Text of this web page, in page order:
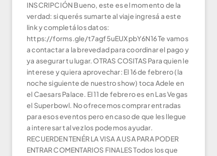
INSCRIPCIÓN Bueno, este es el momento de la
verdad: si querés sumarte al viaje ingresá a este
link y completá los datos:
https://forms.gle/t7agf5uEUXpbY6N16 Te vamos
a contactar a la brevedad para coordinar el pago y
ya asegurar tu lugar. OTRAS COSITAS Para quien le
interese y quiera aprovechar: El 16 de febrero (la
noche siguiente de nuestro show) toca Adele en
el Caesars Palace. El 11 de febrero es en Las Vegas
el Superbowl. No ofrecemos comprar entradas
para esos eventos pero en caso de que les llegue
a interesar tal vez los podemos ayudar.
RECUERDEN TENÉR LA VISA A USA PARA PODER
ENTRAR COMENTARIOS FINALES Todos los que